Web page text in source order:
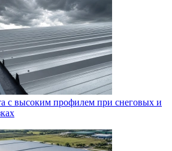
с высоким профилем при снеговых и